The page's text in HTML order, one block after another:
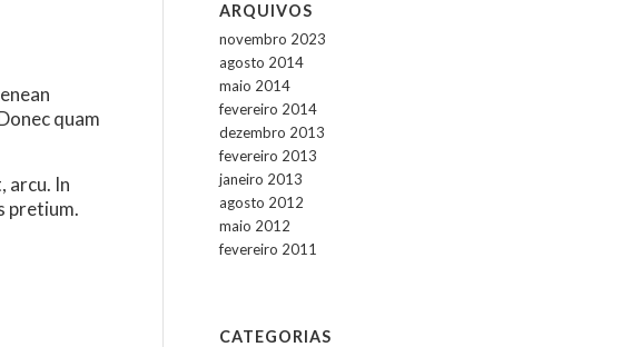
quam
arcu. In
pretium.
ARQUIVOS
novembro 2023
agosto 2014
maio 2014
fevereiro 2014
dezembro 2013
fevereiro 2013
janeiro 2013
agosto 2012
maio 2012
fevereiro 2011
CATEGORIAS